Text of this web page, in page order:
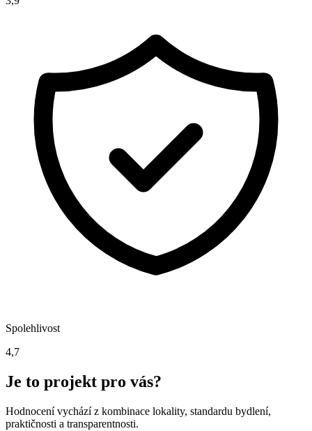
Spolehlivost
4,7
Je to projekt pro vás?
Hodnocení vychází z kombinace lokality, standardu bydlení,
praktičnosti a transparentnosti.